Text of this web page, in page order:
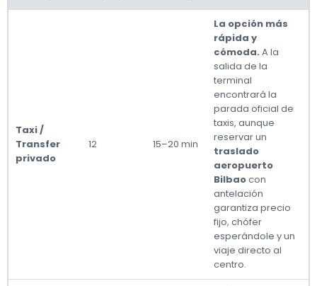
Taxi /
Transfer
privado
12 15–20 min
La opción más
rápida y
cómoda. A la
salida de la
terminal
encontrará la
parada oficial de
taxis, aunque
reservar un
traslado
aeropuerto
Bilbaocon
antelación
garantiza precio
fijo, chófer
esperándole y un
viaje directo al
centro.